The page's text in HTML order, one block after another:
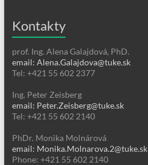
Kontakty
prof. Ing. Alena Galajdová, PhD.
email: Alena.Galajdova@tuke.sk
Tel: +421 55 602 2377
Ing. Peter Zeisberg
email: Peter.Zeisberg@tuke.sk
Tel: +421 55 602 2140
PhDr. Monika Molnárová
email: Monika.Molnarova.2@tuke.sk
Phone: +421 55 602 2140